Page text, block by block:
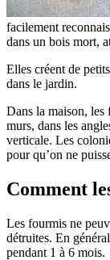
facilement
dans un bois mort,
Elles créent de
dans le jardin.
Dans la maison, les
murs, dans les
verticale. Les
pour qu’on ne
Comment
Les fourmis ne
détruites. En
pendant 1 à 6 mois.